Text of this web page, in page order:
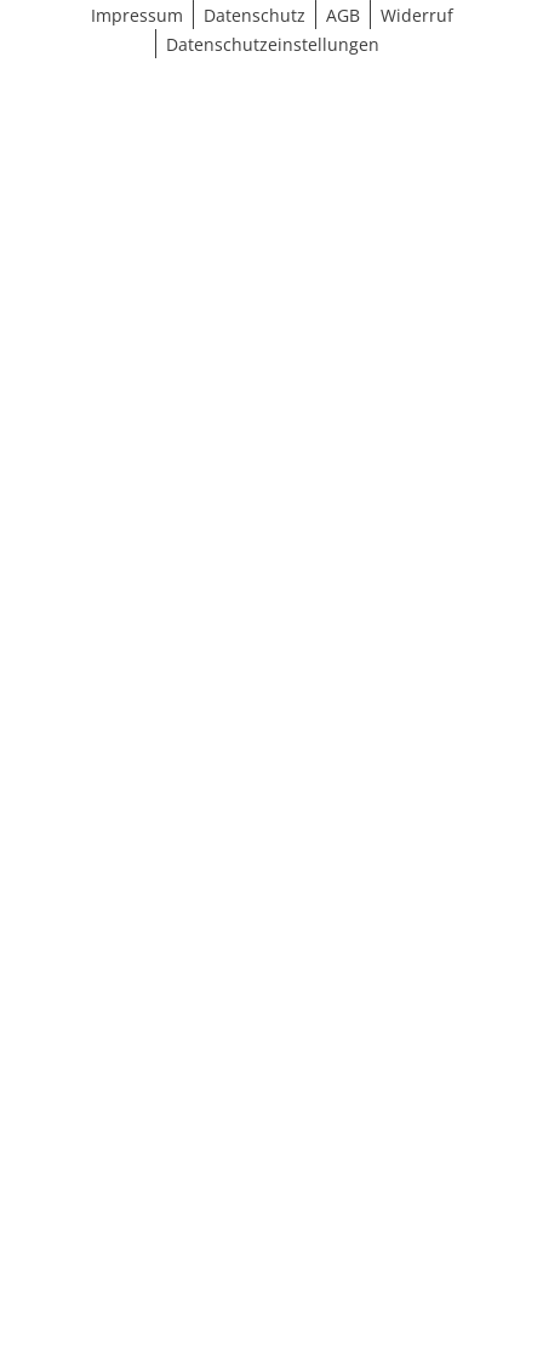
Impressum
Datenschutz AGB
Widerruf
Datenschutzeinstellungen